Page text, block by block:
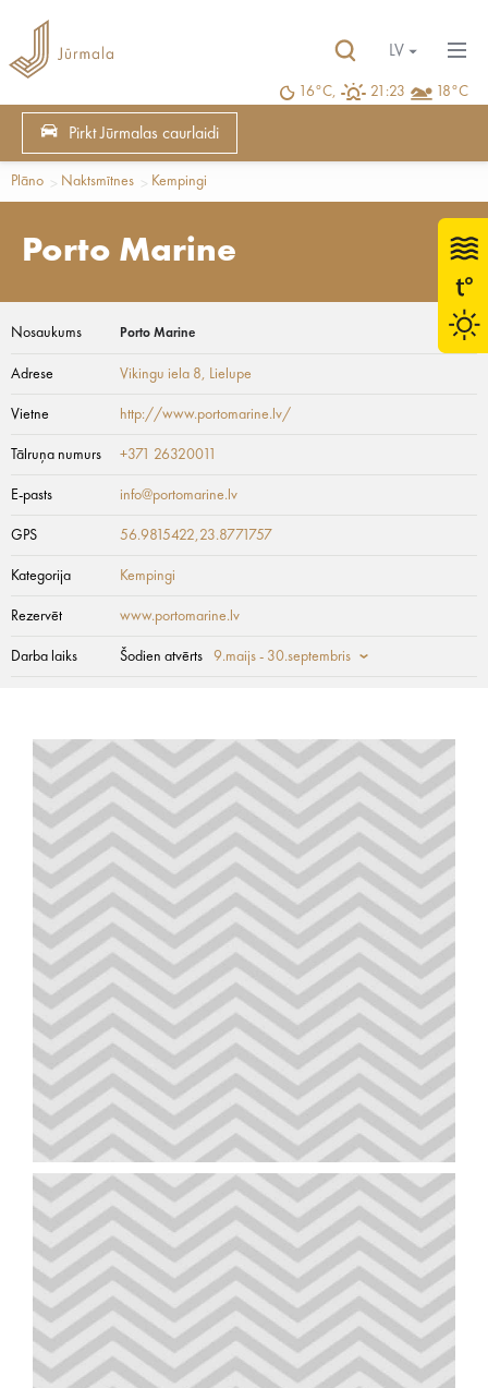
16°C, 21:23 18°C
LV
Pirkt Jūrmalas caurlaidi
Plāno Naktsmītnes Kempingi
Porto Marine
Nosaukums Porto Marine
Adrese Vikingu iela 8, Lielupe
Vietne http://www.portomarine.lv/
Tālruņa numurs +371 26320011
E-pasts info@portomarine.lv
GPS 56.9815422,23.8771757
Kategorija Kempingi
Rezervēt www.portomarine.lv
Darba laiks Šodien atvērts 9.maijs - 30.septembris